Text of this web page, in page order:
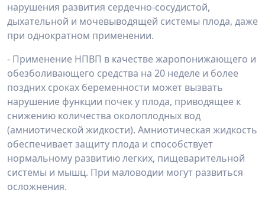
нарушения развития сердечно-сосудистой,
дыхательной и мочевыводящей системы плода, даже
при однократном применении.
- Применение НПВП в качестве жаропонижающего и
обезболивающего средства на 20 неделе и более
поздних сроках беременности может вызвать
нарушение функции почек у плода, приводящее к
снижению количества околоплодных вод
(амниотической жидкости). Амниотическая жидкость
обеспечивает защиту плода и способствует
нормальному развитию легких, пищеварительной
системы и мышц. При маловодии могут развиться
осложнения.